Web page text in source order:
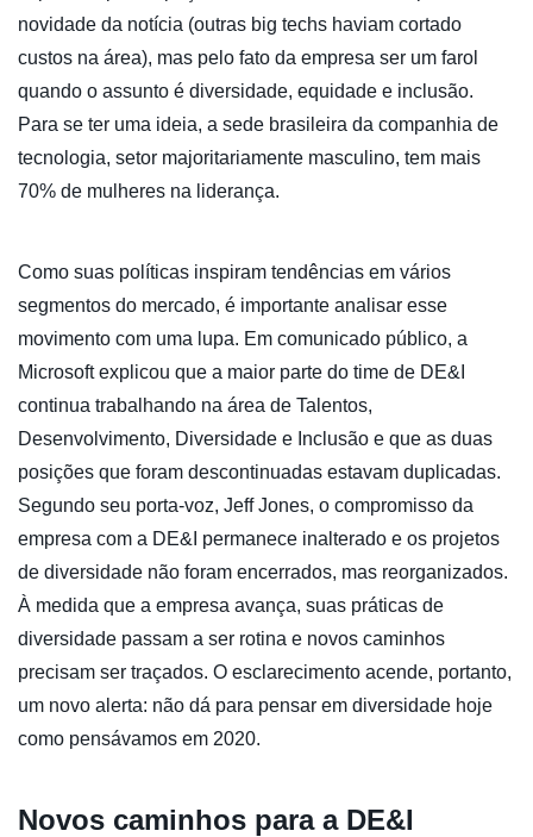
novidade da notícia (outras big techs haviam cortado
custos na área), mas pelo fato da empresa ser um farol
quando o assunto é diversidade, equidade e inclusão.
Para se ter uma ideia, a sede brasileira da companhia de
tecnologia, setor majoritariamente masculino, tem mais
70% de mulheres na liderança.
Como suas políticas inspiram tendências em vários
segmentos do mercado, é importante analisar esse
movimento com uma lupa. Em comunicado público, a
Microsoft explicou que a maior parte do time de DE&I
continua trabalhando na área de Talentos,
Desenvolvimento, Diversidade e Inclusão e que as duas
posições que foram descontinuadas estavam duplicadas.
Segundo seu porta-voz, Jeff Jones, o compromisso da
empresa com a DE&I permanece inalterado e os projetos
de diversidade não foram encerrados, mas reorganizados.
À medida que a empresa avança, suas práticas de
diversidade passam a ser rotina e novos caminhos
precisam ser traçados. O esclarecimento acende, portanto,
um novo alerta: não dá para pensar em diversidade hoje
como pensávamos em 2020.
Novos caminhos para a DE&I